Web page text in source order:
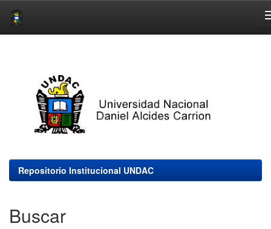
Repositorio Institucional UNDAC
Buscar